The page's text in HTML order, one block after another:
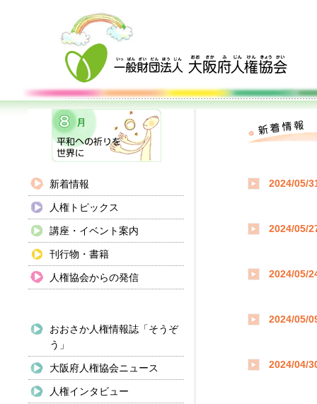
新着情報
人権トピックス
講座・イベント案内
刊行物・書籍
人権協会からの発信
おおさか人権情報誌「そうぞ
う」
大阪府人権協会ニュース
人権インタビュー
2024/05/
2024/05/
2024/05/
2024/05/
2024/04/